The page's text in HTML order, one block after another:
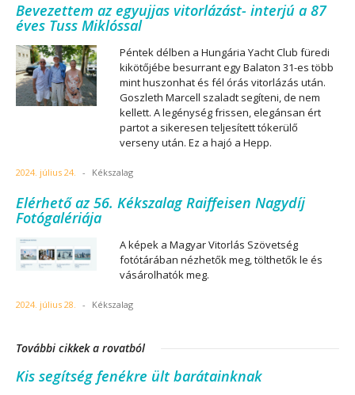
Bevezettem az egyujjas vitorlázást- interjú a 87
éves Tuss Miklóssal
Péntek délben a Hungária Yacht Club füredi
kikötőjébe besurrant egy Balaton 31-es több
mint huszonhat és fél órás vitorlázás után.
Goszleth Marcell szaladt segíteni, de nem
kellett. A legénység frissen, elegánsan ért
partot a sikeresen teljesített tókerülő
verseny után. Ez a hajó a Hepp.
2024. július 24. - Kékszalag
Elérhető az 56. Kékszalag Raiffeisen Nagydíj
Fotógalériája
A képek a Magyar Vitorlás Szövetség
fotótárában nézhetők meg, tölthetők le és
vásárolhatók meg.
2024. július 28. - Kékszalag
További cikkek a rovatból
Kis segítség fenékre ült barátainknak